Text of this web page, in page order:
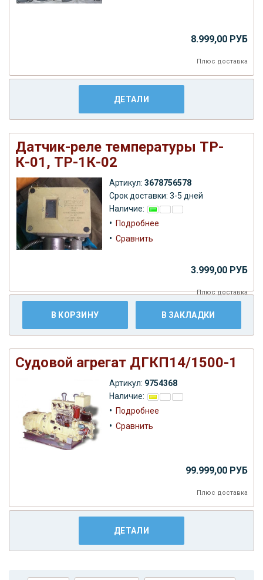
8.999,00 РУБ
Плюс доставка
ДЕТАЛИ
Датчик-реле температуры ТР-
К-01, ТР-1К-02
Артикул: 3678756578
Срок доставки: 3-5 дней
Наличие:
• Подробнее
• Сравнить
3.999,00 РУБ
Плюсдоставка
В КОРЗИНУ В ЗАКЛАДКИ
Судовой агрегат ДГКП14/1500-1
Артикул: 9754368
Наличие:
• Подробнее
• Сравнить
99.999,00 РУБ
Плюс доставка
ДЕТАЛИ